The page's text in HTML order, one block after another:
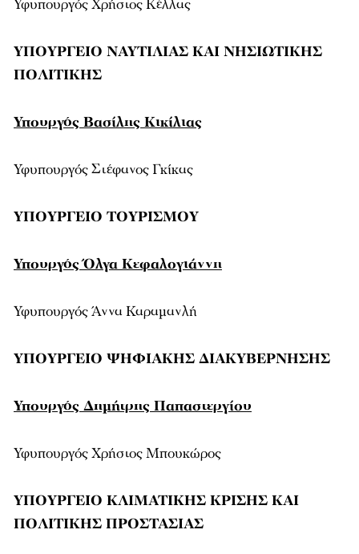
Υφυπουργός Χρήστος Κέλλας
ΥΠΟΥΡΓΕΙΟ ΝΑΥΤΙΛΙΑΣ ΚΑΙ ΝΗΣΙΩΤΙΚΗΣ
ΠΟΛΙΤΙΚΗΣ
Υπουργός Βασίλης Κικίλιας
Υφυπουργός Στέφανος Γκίκας
ΥΠΟΥΡΓΕΙΟ ΤΟΥΡΙΣΜΟΥ
Υπουργός Όλγα Κεφαλογιάννη
Υφυπουργός Άννα Καραμανλή
ΥΠΟΥΡΓΕΙΟ ΨΗΦΙΑΚΗΣ ΔΙΑΚΥΒΕΡΝΗΣΗΣ
Υπουργός Δημήτρης Παπαστεργίου
Υφυπουργός Χρήστος Μπουκώρος
ΥΠΟΥΡΓΕΙΟ ΚΛΙΜΑΤΙΚΗΣ ΚΡΙΣΗΣ ΚΑΙ
ΠΟΛΙΤΙΚΗΣ ΠΡΟΣΤΑΣΙΑΣ